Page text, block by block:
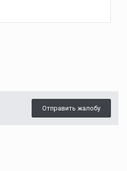
Отправить жалобу